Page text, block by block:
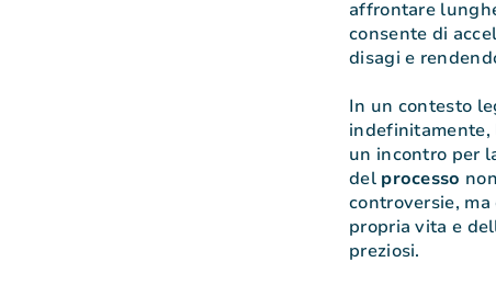
affrontare
consente di
disagi e
In un contesto
indefinitamente,
un incontro per
del processo
controversie,
propria vita e
preziosi.